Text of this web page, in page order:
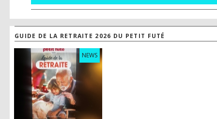
GUIDE DE LA RETRAITE 2026 DU PETIT FUTÉ
NEWS